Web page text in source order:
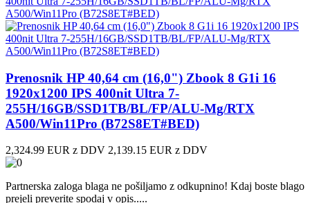
Prenosnik HP 40,64 cm (16,0") Zbook 8 G1i 16
1920x1200 IPS 400nit Ultra 7-
255H/16GB/SSD1TB/BL/FP/ALU-Mg/RTX
A500/Win11Pro (B72S8ET#BED)
2,324.99 EUR z DDV 2,139.15 EUR z DDV
Partnerska zaloga blaga ne pošiljamo z odkupnino! ​Kdaj boste blago
prejeli preverite spodaj v opis.....